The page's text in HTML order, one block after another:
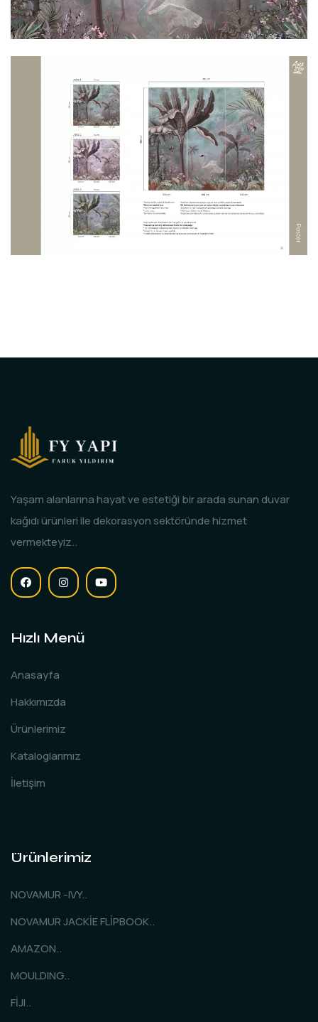
Yaşam alanlarına hayat ve estetiği bir arada sunan duvar
kağıdı ürünleri ile dekorasyon sektöründe hizmet
vermekteyiz..
Hızlı Menü
Anasayfa
Hakkımızda
Ürünlerimiz
Kataloglarımız
İletişim
Ürünlerimiz
NOVAMUR -IVY..
NOVAMUR JACKİE FLİPBOOK..
AMAZON..
MOULDING..
FİJI..